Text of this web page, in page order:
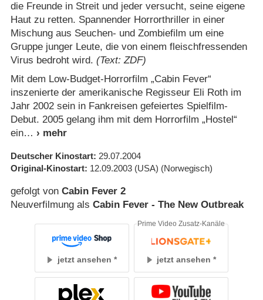
die Freunde in Streit und jeder versucht, seine eigene
Haut zu retten. Spannender Horrorthriller in einer
Mischung aus Seuchen- und Zombiefilm um eine
Gruppe junger Leute, die von einem fleischfressenden
Virus bedroht wird. (Text: ZDF)
Mit dem Low-Budget-Horrorfilm „Cabin Fever“
inszenierte der amerikanische Regisseur Eli Roth im
Jahr 2002 sein in Fankreisen gefeiertes Spielfilm-
Debut. 2005 gelang ihm mit dem Horrorfilm „Hostel“
ein
Deutscher Kinostart 29.07.2004
Original-Kinostart 12.09.2003 (USA) (Norwegisch)
gefolgt von Cabin Fever 2
Neuverfilmung als Cabin Fever - The New Outbreak
jetzt ansehen jetzt ansehen
Prime Video Zusatz-Kanäle